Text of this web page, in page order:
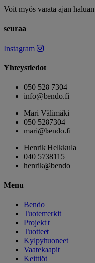
Voit myös varata ajan
seuraa
Instagram
Yhteystiedot
050 528 7304
info@bendo.fi
Mari Välimäki
050 5287304
mari@bendo.fi
Henrik Helkkula
040 5738115
henrik@bendo
Menu
Bendo
Tuotemerkit
Projektit
Tuotteet
Kylpyhuoneet
Vaatekaapit
Keittiöt